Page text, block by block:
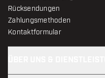
Rücksendungen
Zahlungsmethoden
Kontaktformular